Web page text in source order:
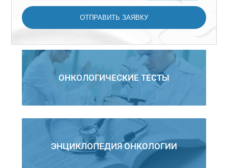
ОНКОЛОГИЧЕСКИЕ ТЕСТЫ
ЭНЦИКЛОПЕДИЯ ОНКОЛОГИИ